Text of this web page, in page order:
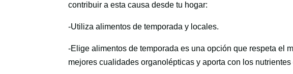
contribuir a esta causa desde tu hogar:
-Utiliza alimentos de temporada y locales.
-Elige alimentos de temporada es una opción que respeta el
mejores cualidades organolépticas y aporta con los